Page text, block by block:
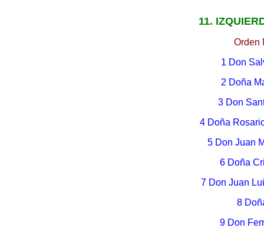
11.
Orden
1 Don
2 Doña
3 Don
4 Doña
5 Don Juan
6 Doña
7 Don Juan
8
9 Don